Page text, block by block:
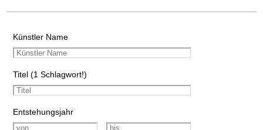
Künstler Name
Titel (1 Schlagwort!)
Entstehungsjahr